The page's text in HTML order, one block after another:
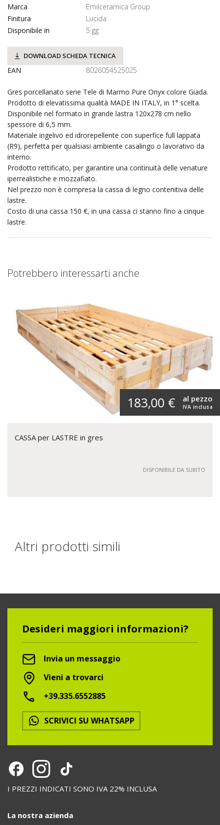
Marca
Emilceramica Group
Finitura
Lucida
Disponibile in
5 gg
DOWNLOAD SCHEDA TECNICA
EAN 8026054525025
Gres porcellanato serie Tele di Marmo Pure Onyx colore Giada.
Prodotto di elevatissima qualità MADE IN ITALY, in 1° scelta.
Disponibile nel formato in grande lastra 120x278 cm nello
spessore di 6,5 mm.
Materiale ingelivo ed idrorepellente con superfice full lappata
(R9), perfetta per qualsiasi ambiente casalingo o lavorativo da
interno.
Prodotto rettificato, per garantire una continuità delle venature
iperrealistiche e mozzafiato.
Nel prezzo non è compresa la cassa di legno contenitiva delle
lastre.
Costo di una cassa 150 €, in una cassa ci stanno fino a cinque
lastre.
Potrebbero interessarti anche
183,00 € IVA inclusa
al pezzo
CASSA per LASTRE in gres
DISPONIBILE DA SUBITO
Altri prodotti simili
Desideri maggiori informazioni?
Invia un messaggio
Vieni a trovarci
+39.335.6552885
SCRIVICI SU WHATSAPP
I PREZZI INDICATI SONO IVA 22% INCLUSA
La nostra azienda